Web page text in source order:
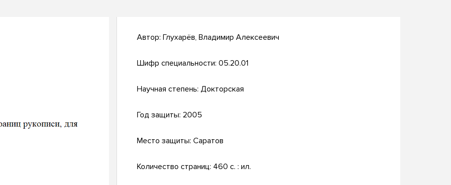
Автор: Глухарёв, Владимир Алексеевич
Шифр специальности: 05.20.01
Научная степень: Докторская
Год защиты: 2005
Место защиты: Саратов
Количество страниц: 460 с. : ил.